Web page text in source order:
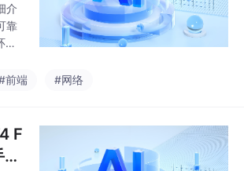
介
靠
境
流
理
础
前端 #网络
F